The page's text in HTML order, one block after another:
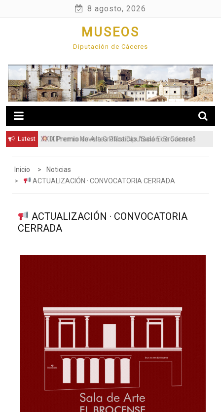
8 agosto, 2026
MUSEOS
Diputación de Cáceres
Latest XXIX Premio de Artes Plásticas “Sala El Brocense”
III Premio Novela Gráfica Diputación de Cáceres
Inicio
Noticias
ACTUALIZACIÓN · CONVOCATORIA CERRADA
ACTUALIZACIÓN · CONVOCATORIA
CERRADA